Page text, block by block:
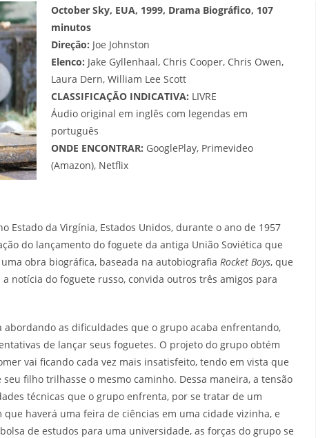
October Sky, EUA, 1999, Drama Biográfico, 107
minutos
Direção: Joe Johnston
Elenco: Jake Gyllenhaal, Chris Cooper, Chris Owen,
Laura Dern, William Lee Scott
CLASSIFICAÇÃO INDICATIVA: LIVRE
Áudio original em inglês com legendas em
português
ONDE ENCONTRAR: GooglePlay, Primevideo
(Amazon), Netflix
Estado da Virgínia, Estados Unidos, durante o ano de 1957
do lançamento do foguete da antiga União Soviética que
obra biográfica, baseada na autobiografia Rocket Boys, que
notícia do foguete russo, convida outros três amigos para
as dificuldades que o grupo acaba enfrentando,
de lançar seus foguetes. O projeto do grupo obtém
vai ficando cada vez mais insatisfeito, tendo em vista que
filho trilhasse o mesmo caminho. Dessa maneira, a tensão
técnicas que o grupo enfrenta, por se tratar de um
haverá uma feira de ciências em uma cidade vizinha, e
de estudos para uma universidade, as forças do grupo se